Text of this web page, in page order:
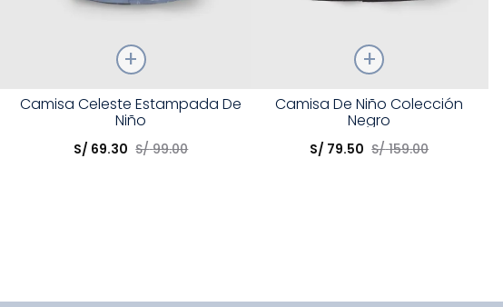
Talla
Elige una opción
Camisa Celeste Estampada De
Niño
S/ 69.30 S/ 99.00
Talla
Elige una opción
Camisa De Niño Colección
Negro
S/ 79.50 S/ 159.00